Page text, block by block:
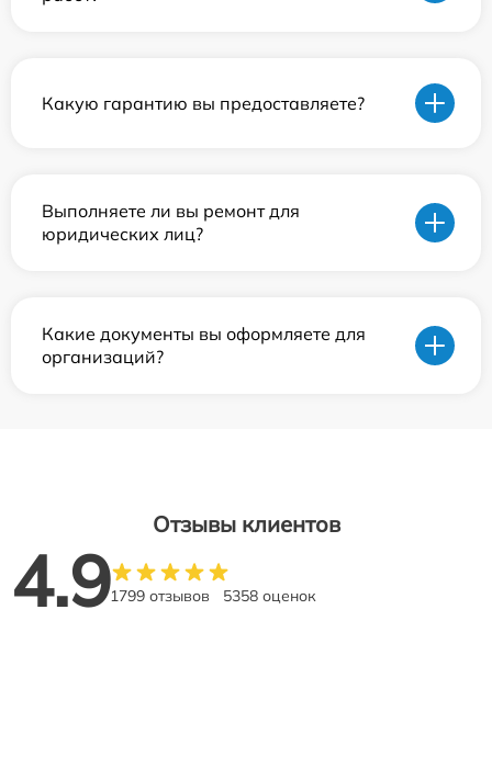
Какую гарантию вы предоставляете?
Выполняете ли вы ремонт для
юридических лиц?
Какие документы вы оформляете для
организаций?
Отзывы клиентов
4.91799 отзывов 5358 оценок